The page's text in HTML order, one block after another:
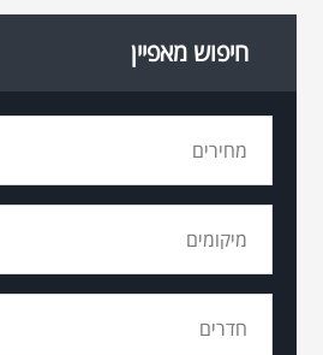
חיפוש מאפיין